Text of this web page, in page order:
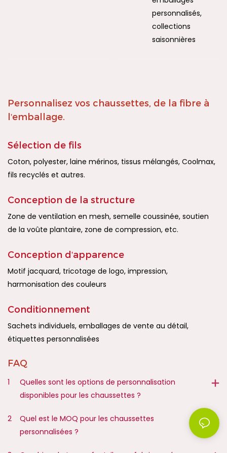
personnalisés,
collections
saisonnières
Personnalisez vos chaussettes, de la fibre à
l'emballage.
Sélection de fils
Coton, polyester, laine mérinos, tissus mélangés, Coolmax,
fils recyclés et autres.
Conception de la structure
Zone de ventilation en mesh, semelle coussinée, soutien
de la voûte plantaire, zone de compression, etc.
Conception d'apparence
Motif jacquard, tricotage de logo, impression,
harmonisation des couleurs
Conditionnement
Sachets individuels, emballages de vente au détail,
étiquettes personnalisées
FAQ
1
Quelles sont les options de personnalisation
disponibles pour les chaussettes ?
2
Quel est le MOQ pour les chaussettes
personnalisées ?